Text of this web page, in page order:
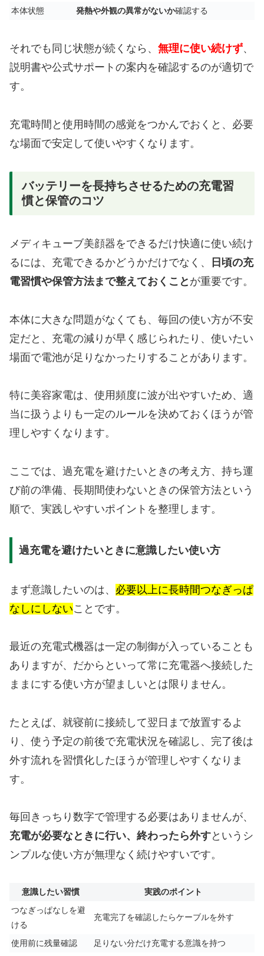
本体状態
発熱や外観の異常がないか確認する
それでも同じ状態が続くなら、 無理に使い続けず、
説明書や公式サポートの案内を確認するのが適切で
す。
充電時間と使用時間の感覚をつかんでおくと、必要
な場面で安定して使いやすくなります。
バッテリーを長持ちさせるための充電習
慣と保管のコツ
メディキューブ美顔器をできるだけ快適に使い続け
るには、充電できるかどうかだけでなく、
日頃の充
電習慣や保管方法まで整えておくこと が重要です。
本体に大きな問題がなくても、毎回の使い方が不安
定だと、充電の減りが早く感じられたり、使いたい
場面で電池が足りなかったりすることがあります。
特に美容家電は、使用頻度に波が出やすいため、適
当に扱うよりも一定のルールを決めておくほうが管
理しやすくなります。
ここでは、過充電を避けたいときの考え方、持ち運
び前の準備、長期間使わないときの保管方法という
順で、実践しやすいポイントを整理します。
過充電を避けたいときに意識したい使い方
まず意識したいのは、 必要以上に長時間つなぎっぱ
なしにしないことです。
最近の充電式機器は一定の制御が入っていることも
ありますが、だからといって常に充電器へ接続した
ままにする使い方が望ましいとは限りません。
たとえば、就寝前に接続して翌日まで放置するよ
り、使う予定の前後で充電状況を確認し、完了後は
外す流れを習慣化したほうが管理しやすくなりま
す。
毎回きっちり数字で管理する必要はありませんが、
充電が必要なときに行い、終わったら外すというシ
ンプルな使い方が無理なく続けやすいです。
意識したい習慣
実践のポイント
つなぎっぱなしを避
ける
充電完了を確認したらケーブルを外す
使用前に残量確認 足りない分だけ充電する意識を持つ